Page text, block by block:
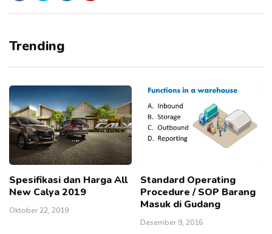
Trending
Spesifikasi dan Harga All
New Calya 2019
Oktober 22, 2019
Standard Operating
Procedure / SOP Barang
Masuk di Gudang
Desember 9, 2016